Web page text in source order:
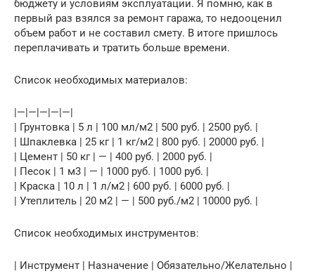
бюджету и условиям эксплуатации. Я помню, как в
первый раз взялся за ремонт гаража, то недооценил
объем работ и не составил смету. В итоге пришлось
переплачивать и тратить больше времени.
Список необходимых материалов:
|—|—|—|—|—|
| Грунтовка | 5 л | 100 мл/м2 | 500 руб. | 2500 руб. |
| Шпаклевка | 25 кг | 1 кг/м2 | 800 руб. | 20000 руб. |
| Цемент | 50 кг | — | 400 руб. | 2000 руб. |
| Песок | 1 м3 | — | 1000 руб. | 1000 руб. |
| Краска | 10 л | 1 л/м2 | 600 руб. | 6000 руб. |
| Утеплитель | 20 м2 | — | 500 руб./м2 | 10000 руб. |
Список необходимых инструментов:
| Инструмент | Назначение | Обязательно/Желательно |